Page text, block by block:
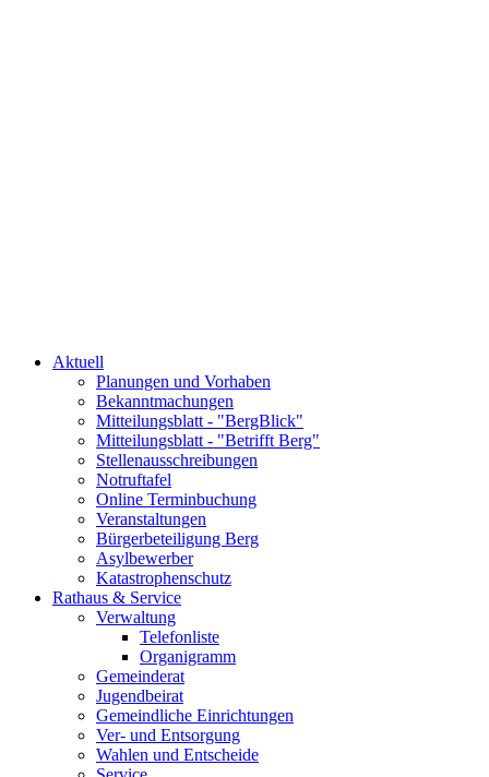
Aktuell
Planungen und Vorhaben
Bekanntmachungen
Mitteilungsblatt - "BergBlick"
Mitteilungsblatt - "Betrifft Berg"
Stellenausschreibungen
Notruftafel
Online Terminbuchung
Veranstaltungen
Bürgerbeteiligung Berg
Asylbewerber
Katastrophenschutz
Rathaus & Service
Verwaltung
Telefonliste
Organigramm
Gemeinderat
Jugendbeirat
Gemeindliche Einrichtungen
Ver- und Entsorgung
Wahlen und Entscheide